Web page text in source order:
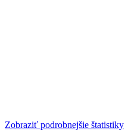
Zobraziť podrobnejšie štatistiky